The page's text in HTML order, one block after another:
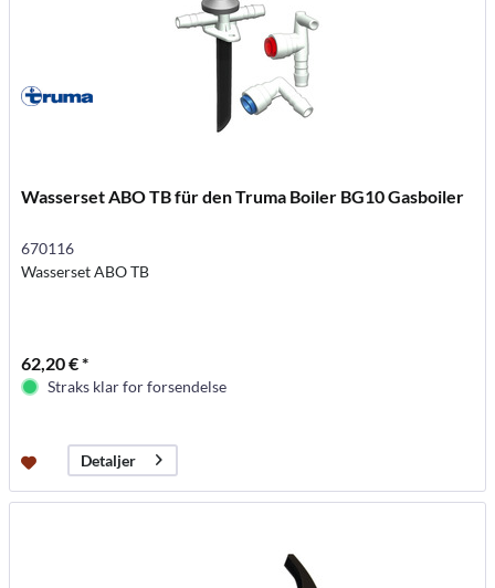
Wasserset ABO TB für den Truma Boiler BG10 Gasboiler
670116
Wasserset ABO TB
62,20 € *
Straks klar for forsendelse
Detaljer